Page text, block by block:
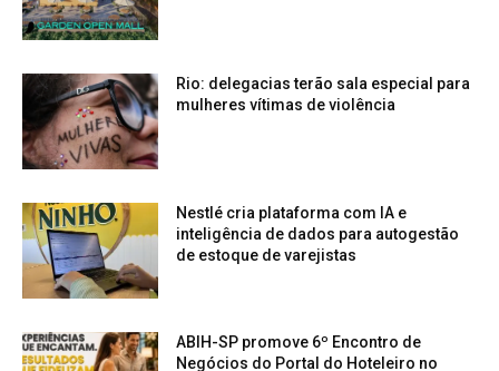
Rio: delegacias terão sala especial para
mulheres vítimas de violência
Nestlé cria plataforma com IA e
inteligência de dados para autogestão
de estoque de varejistas
ABIH-SP promove 6º Encontro de
Negócios do Portal do Hoteleiro no